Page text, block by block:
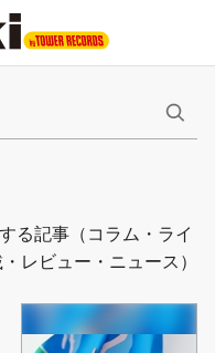
る記事（コラム・ライ
レビュー・ニュース）